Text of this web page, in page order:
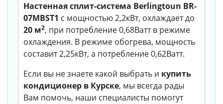
Настенная сплит-система Berlingtoun BR-
07MBST1 с мощностью 2,2кВт, охлаждает до
20 м2, при потребление 0,68Ватт в режиме
охлаждения. В режиме обогрева, мощность
составит 2,25кВт, а потребление 0,62Ватт.
Если вы не знаете какой выбрать и купить
кондиционер в Курске, мы всегда рады
Вам помочь, наши специалисты помогут